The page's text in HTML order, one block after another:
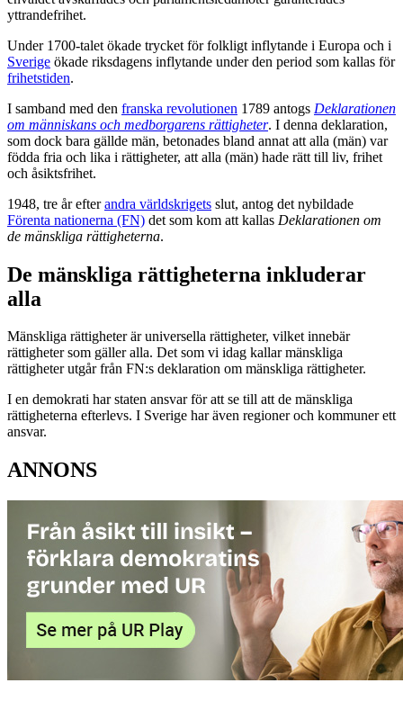
yttrandefrihet.
Under 1700-talet ökade trycket för folkligt inflytande i Europa och i
Sverige ökade riksdagens inflytande under den period som kallas för
frihetstiden.
I samband med den franska revolutionen 1789 antogs Deklarationen
om människans och medborgarens rättigheter. I denna deklaration,
som dock bara gällde män, betonades bland annat att alla (män) var
födda fria och lika i rättigheter, att alla (män) hade rätt till liv, frihet
och åsiktsfrihet.
1948, tre år efterandra världskrigets slut, antog det nybildade
Förenta nationerna (FN) det som kom att kallas Deklarationen om
de mänskliga rättigheterna.
De mänskliga rättigheterna inkluderar
alla
Mänskliga rättigheter är universella rättigheter, vilket innebär
rättigheter som gäller alla. Det som vi idag kallar mänskliga
rättigheter utgår från FN:s deklaration om mänskliga rättigheter.
I en demokrati har staten ansvar för att se till att de mänskliga
rättigheterna efterlevs. I Sverige har även regioner och kommuner ett
ansvar.
ANNONS